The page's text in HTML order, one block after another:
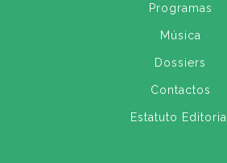
Programas
Música
Dossiers
Contactos
Estatuto Editorial